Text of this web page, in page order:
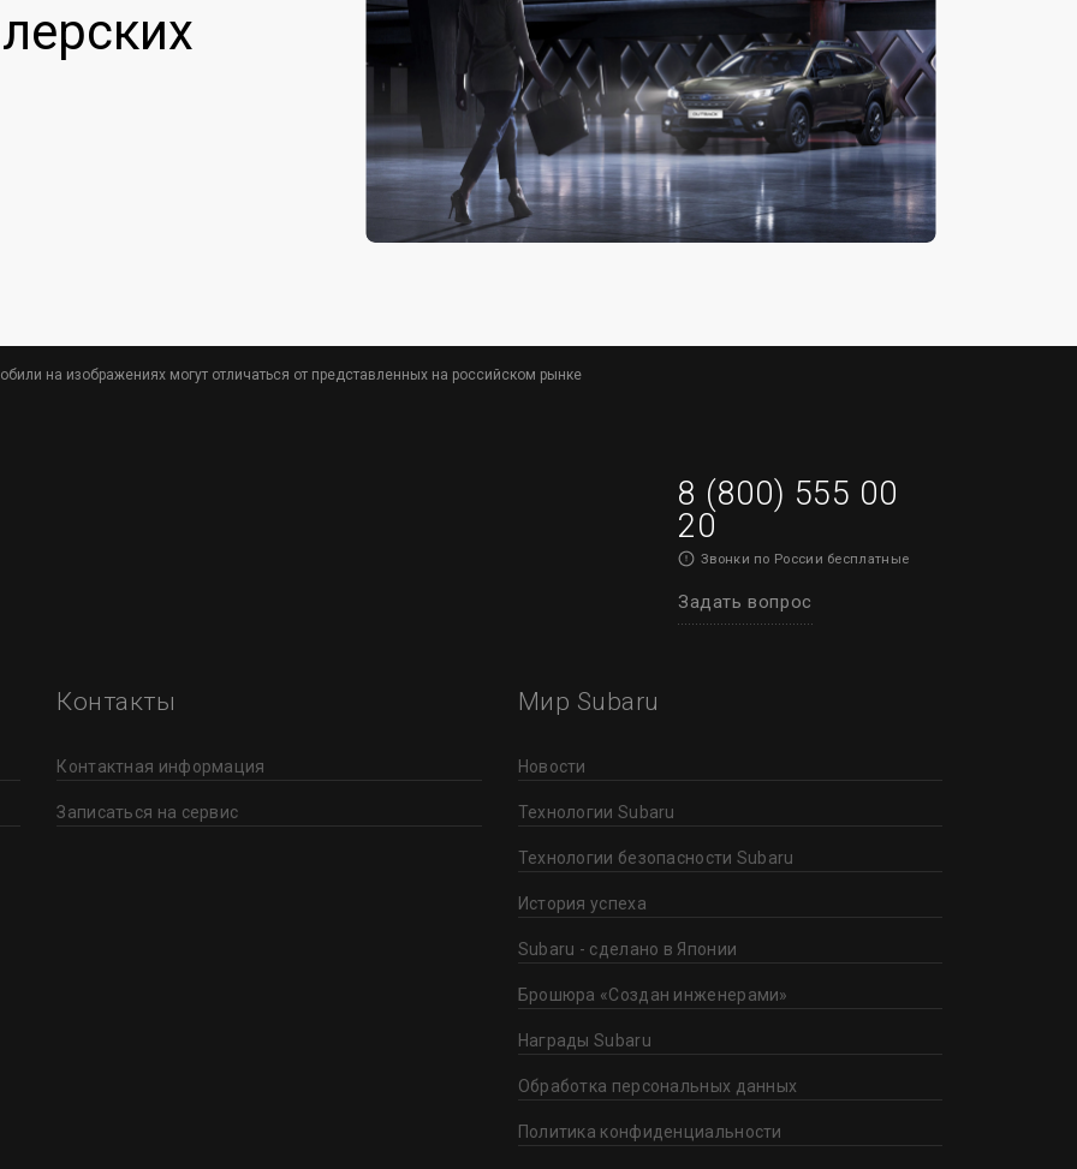
на изображениях могут отличаться от представленных на российском рынке
8 (800) 555 00
20
Звонки по России бесплатные
Задать вопрос
Контакты
Контактная информация
Записаться на сервис
Мир Subaru
Новости
Технологии Subaru
Технологии безопасности Subaru
История успеха
Subaru - сделано в Японии
Брошюра «Создан инженерами»
Награды Subaru
Обработка персональных данных
Политика конфиденциальности